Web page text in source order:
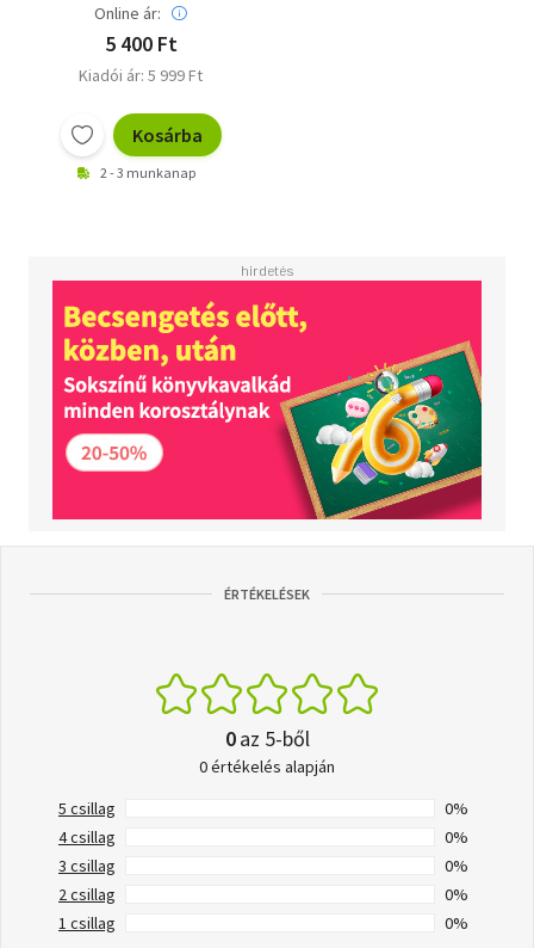
Online ár:
5 400 Ft
Kiadói ár: 5 999 Ft
Kosárba
2 - 3 munkanap
ÉRTÉKELÉSEK
0az 5-ből
0 értékelés alapján
5 csillag
0%
4 csillag
0%
3 csillag
0%
2 csillag
0%
1 csillag
0%